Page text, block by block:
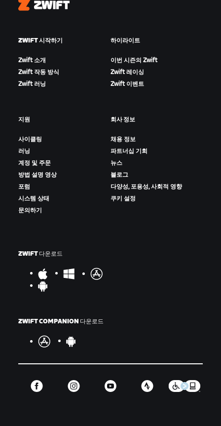
Zwift
ZWIFT 시작하기
Zwift 소개
Zwift 작동 방식
Zwift 러닝
하이라이트
이번 시즌의 Zwift
Zwift 레이싱
Zwift 이벤트
지원
사이클링
러닝
계정 및 주문
방법 설명 영상
포럼
시스템 상태
문의하기
회사 정보
채용 정보
파트너십 기회
뉴스
블로그
다양성, 포용성, 사회적 영향
쿠키 설정
ZWIFT 다운로드
ZWIFT COMPANION 다운로드